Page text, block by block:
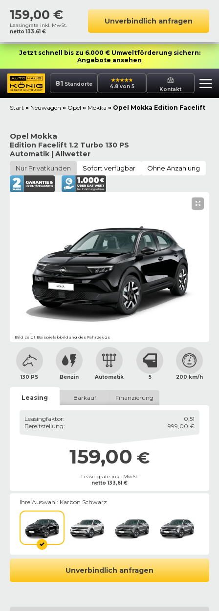
159,00 €
Leasingrate inkl. MwSt.
netto133,61 €
Unverbindlich anfragen
Jetzt schnell bis zu 6.000 € Umweltförderung sichern:
Angebote ansehen
81 Standorte 4.8 von 5 Kontakt
Start » Neuwagen » Opel » Mokka » Opel Mokka Edition Facelift
Opel Mokka
Edition Facelift 1.2 Turbo 130 PS
Automatik | Allwetter
Nur Privatkunden Sofort verfügbar Ohne Anzahlung
Bild zeigt Beispielabbildung des Fahrzeugs
130 PS Benzin Automatik 5 200 km/h
Leasing Barkauf Finanzierung
Leasingfaktor:
0,51
Bereitstellung: 999,00 €
159,00 €
Leasingrate inkl. MwSt.
netto133,61 €
Ihre Auswahl: Karbon Schwarz
Unverbindlich anfragen